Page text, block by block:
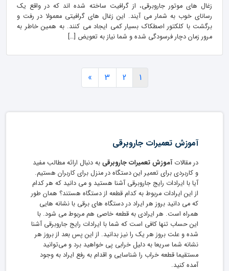
زغال های موتور جاروبرقی، از گرافیت ساخته شده اند که در واقع یک
رسانای خوب به شمار می آیند. این زغال های گرافیتی معمولا در رفت و
برگشت با کلکتور اصطکاک بسیار کمی ایجاد می کنند. به همین خاطر به
مرور زمان دچار فرسودگی شده و شما نیاز به تعویض […]
1
2
3
»
آموزش تعمیرات جاروبرقی
در مقالات آموزش تعمیرات جاروبرقی به دنبال ارائه مطالب مفید
و کاربردی برای تعمیر این دستگاه در منزل برای کاربران هستیم.
آیا با ایرادات رایج جاروبرقی آشنا هستید و می دانید که هر کدام
از این ایرادات مربوط به کدام قطعه از دستگاه هستند؟ همان طور
که می دانید بروز هر ایراد در دستگاه های برقی با نشانه هایی
همراه است. هر ایرادی به قطعه خاصی هم مربوط می شود. با
این حساب تنها کافی است که شما با ایرادات رایج جاروبرقی آشنا
شده و علت بروز هر یک را نیز بدانید. از این پس بعد از بروز هر
نشانه شما سریعا به دلیل خرابی پی خواهید برد و می‌توانید
مستقیما قطعه خراب را شناسایی و اقدام به رفع ایراد به وجود
آمده کنید.